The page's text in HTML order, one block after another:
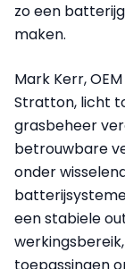
zo een
maken.
Mark Kerr,
Stratton, licht
grasbeheer
betrouwbare
onder
een stabiele